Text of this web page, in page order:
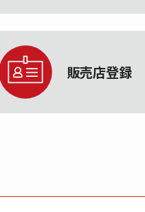
販売店登録